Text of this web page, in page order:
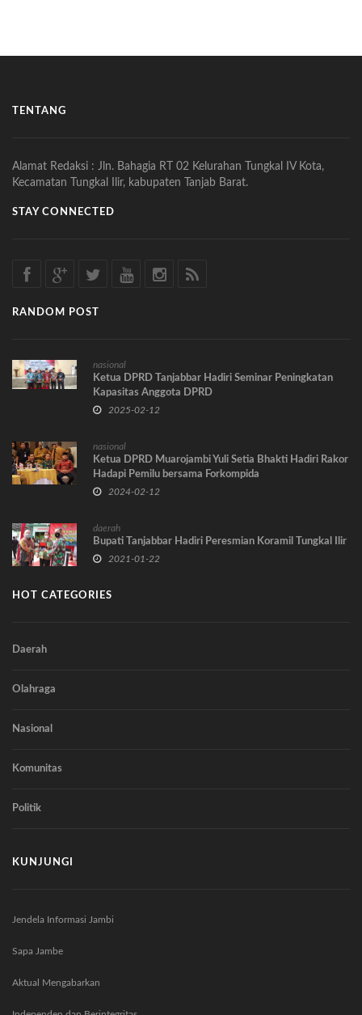
TENTANG
Alamat Redaksi : Jln. Bahagia RT 02 Kelurahan Tungkal IV Kota,
Kecamatan Tungkal Ilir, kabupaten Tanjab Barat.
STAY CONNECTED
RANDOM POST
nasional
Ketua DPRD Tanjabbar Hadiri Seminar Peningkatan
Kapasitas Anggota DPRD
2025-02-12
nasional
Ketua DPRD Muarojambi Yuli Setia Bhakti Hadiri Rakor
Hadapi Pemilu bersama Forkompida
2024-02-12
daerah
Bupati Tanjabbar Hadiri Peresmian Koramil Tungkal Ilir
2021-01-22
HOT CATEGORIES
Daerah
Olahraga
Nasional
Komunitas
Politik
KUNJUNGI
Jendela Informasi Jambi
Sapa Jambe
Aktual Mengabarkan